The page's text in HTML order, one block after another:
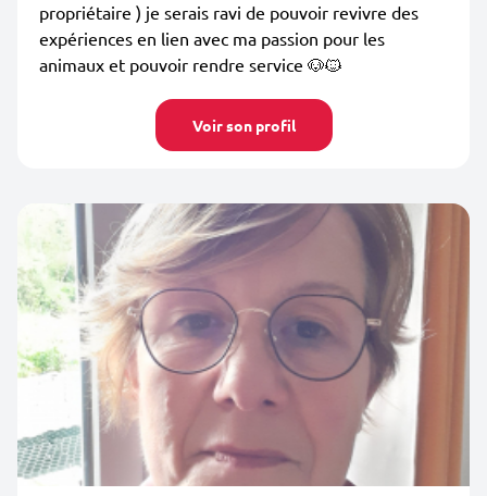
propriétaire ) je serais ravi de pouvoir revivre des
expériences en lien avec ma passion pour les
animaux et pouvoir rendre service 🐶🐱
Voir son profil